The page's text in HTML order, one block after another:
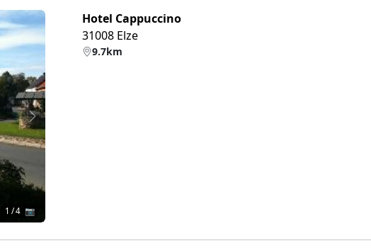
Weiter
1 / 4 📷
Hotel Cappuccino
31008 Elze
9.7km